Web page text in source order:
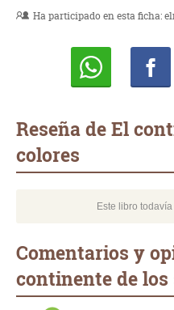
Ha participado en esta ficha:
Reseña de El
colores
Este libro
Comentarios y
continente de los